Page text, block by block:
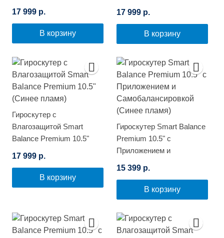
17 999 р.
В корзину
17 999 р.
В корзину
Гироскутер с
Влагозащитой Smart
Balance Premium 10.5"
17 999 р.
В корзину
Гироскутер Smart Balance
Premium 10.5" с
Приложением и
(Синее пламя)
15 399 р.
В корзину